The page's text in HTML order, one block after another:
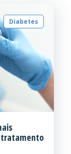
Diabetes
tratamento